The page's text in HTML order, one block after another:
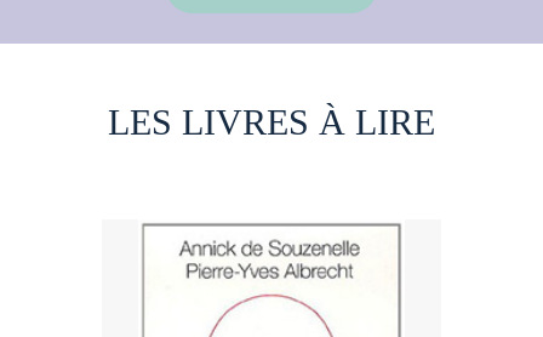
LES LIVRES À LIRE